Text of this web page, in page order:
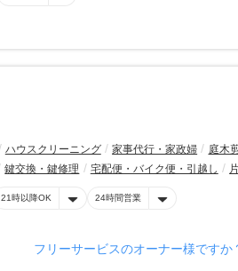
ハウスクリーニング 家事代行・家政婦
庭木
鍵交換・鍵修理 宅配便・バイク便・引越し
21時以降OK 24時間営業
フリーサービスのオーナー様ですか